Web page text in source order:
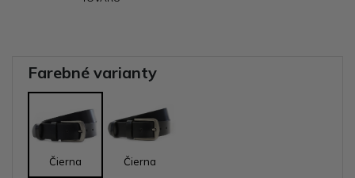
Farebné varianty
Čierna Čierna